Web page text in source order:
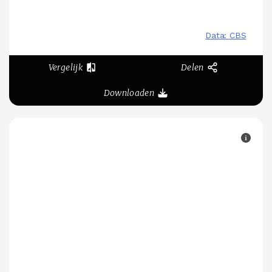
Vergelijk Delen
Downloaden